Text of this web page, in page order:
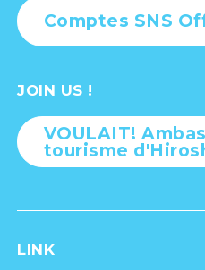
Comptes SNS
JOIN US !
VOULAIT!
tourisme
LINK